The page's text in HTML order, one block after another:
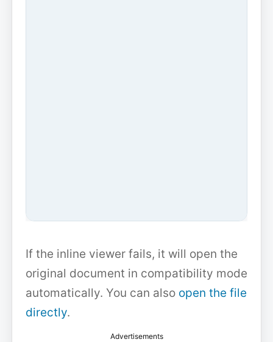
If the inline viewer fails, it will open the
original document in compatibility mode
automatically. You can also open the file
directly.
Advertisements